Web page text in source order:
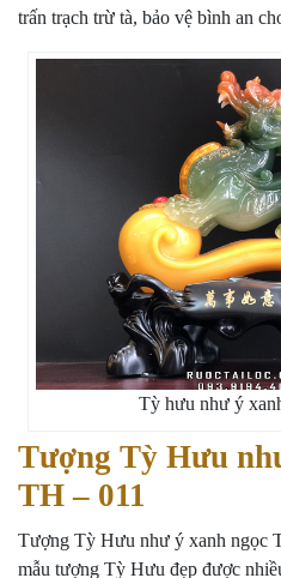
trấn trạch trừ tà, bảo vệ bình an
Tỳ hưu như ý
Tượng Tỳ Hưu
TH – 011
Tượng Tỳ Hưu như ý xanh ngọc
mẫu tượng Tỳ Hưu đẹp được